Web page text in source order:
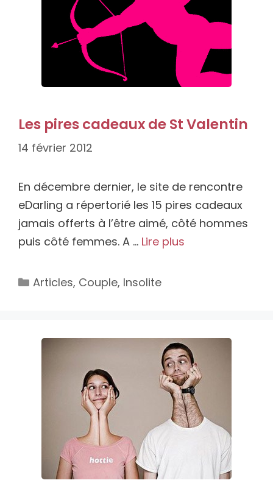
Les pires cadeaux de St Valentin
14 février 2012
En décembre dernier, le site de rencontre
eDarling a répertorié les 15 pires cadeaux
jamais offerts à l’être aimé, côté hommes
puis côté femmes. A … Lire plus
Catégories
Articles, Couple, Insolite